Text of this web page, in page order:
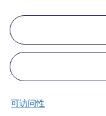
可访问性